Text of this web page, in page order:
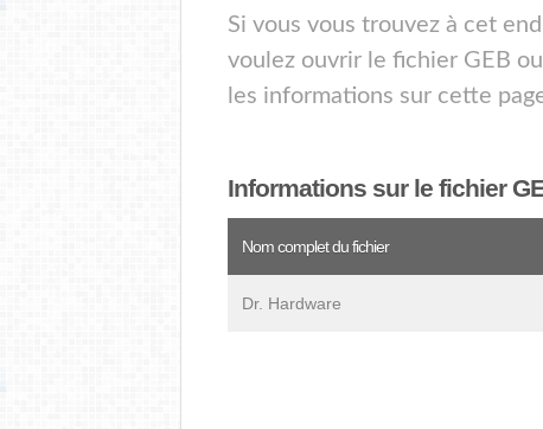
Si vous vous trouvez à cet
voulez ouvrir le fichier GEB
les informations sur cette
Informations sur le fichier
Nom complet du fichier
Dr. Hardware